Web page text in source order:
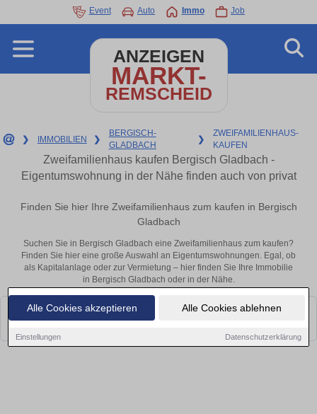
Alle Cookies akzeptieren Alle Cookies ablehnen
Einstellungen Datenschutzerklärung
Event Auto Immo Job
ANZEIGEN
MARKT-
REMSCHEID
❯ IMMOBILIEN ❯
BERGISCH-
GLADBACH
❯
ZWEIFAMILIENHAUS-
KAUFEN
Zweifamilienhaus kaufen Bergisch Gladbach -
Eigentumswohnung in der Nähe finden auch von privat
Finden Sie hier Ihre Zweifamilienhaus zum kaufen in Bergisch
Gladbach
Suchen Sie in Bergisch Gladbach eine Zweifamilienhaus zum kaufen?
Finden Sie hier eine große Auswahl an Eigentumswohnungen. Egal, ob
als Kapitalanlage oder zur Vermietung – hier finden Sie Ihre Immobilie
in Bergisch Gladbach oder in der Nähe.
Leider konnten wir derzeit keine passenden Objekte finden. Schauen Sie